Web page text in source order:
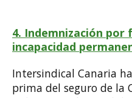
4. Indemnización por
incapacidad
Intersindical Canaria
prima del seguro de la